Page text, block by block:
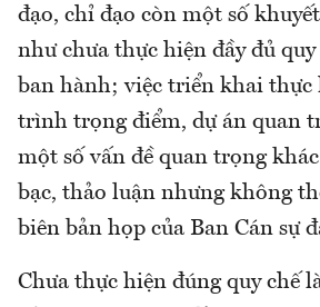
đạo, chỉ đạo còn một số
như chưa thực hiện đầy đủ
ban hành; việc triển khai thực
trình trọng điểm, dự án quan
một số vấn đề quan trọng
bạc, thảo luận nhưng không
biên bản họp của Ban Cán sự
Chưa thực hiện đúng quy chế